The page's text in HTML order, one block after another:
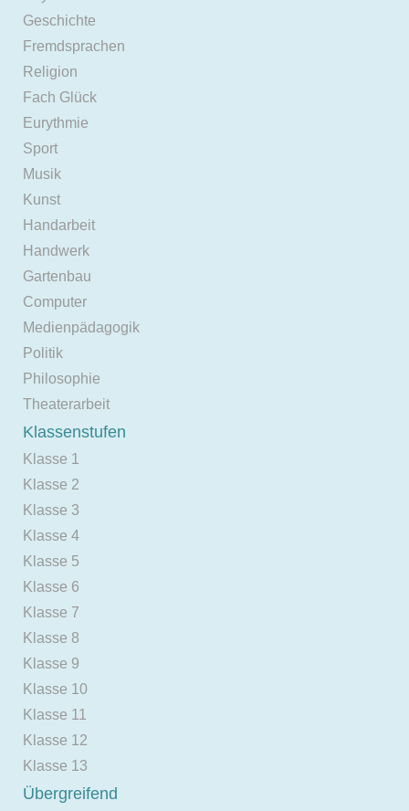
Geschichte
Fremdsprachen
Religion
Fach Glück
Eurythmie
Sport
Musik
Kunst
Handarbeit
Handwerk
Gartenbau
Computer
Medienpädagogik
Politik
Philosophie
Theaterarbeit
Klassenstufen
Klasse 1
Klasse 2
Klasse 3
Klasse 4
Klasse 5
Klasse 6
Klasse 7
Klasse 8
Klasse 9
Klasse 10
Klasse 11
Klasse 12
Klasse 13
Übergreifend